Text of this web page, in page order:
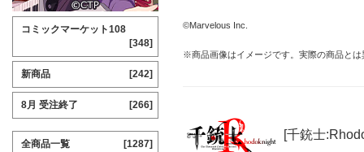
©Marvelous Inc.
※商品画像はイメージです。実際の商品と
[千銃士
コミックマーケット108
[348]
新商品 [242]
8月 受注終了 [266]
全商品一覧 [1287]